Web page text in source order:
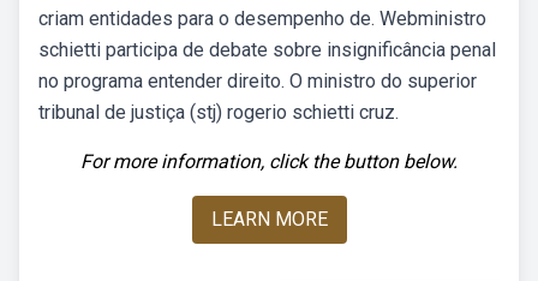
criam entidades para o desempenho de. Webministro
schietti participa de debate sobre insignificância penal
no programa entender direito. O ministro do superior
tribunal de justiça (stj) rogerio schietti cruz.
For more information, click the button below.
LEARN MORE